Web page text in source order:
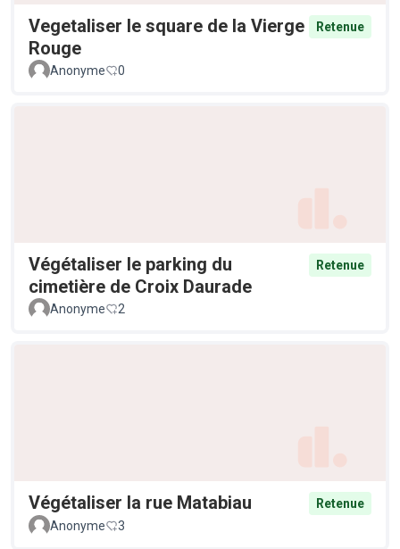
Vegetaliser le square de la Vierge
Rouge
Retenue
Anonyme 0
Végétaliser le parking du
cimetière de Croix Daurade
Retenue
Anonyme 2
Végétaliser la rue Matabiau
Retenue
Anonyme
3